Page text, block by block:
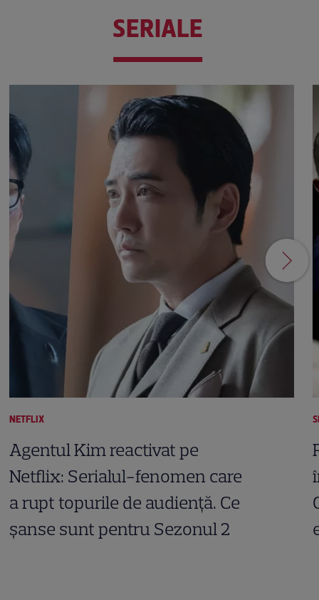
SERIALE
NETFLIX
Agentul Kim reactivat pe
Netflix: Serialul-fenomen care
a rupt topurile de audiență. Ce
șanse sunt pentru Sezonul 2